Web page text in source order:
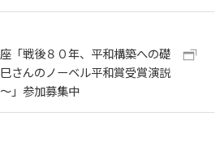
「戦後８０年、平和構築への礎
さんのノーベル平和賞受賞演説
」参加募集中